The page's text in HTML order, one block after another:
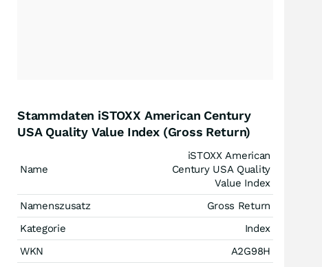
Stammdaten iSTOXX American Century
USA Quality Value Index (Gross Return)
Name
iSTOXX American
Century USA Quality
Value Index
Namenszusatz
Gross Return
Kategorie
Index
WKN
A2G98H